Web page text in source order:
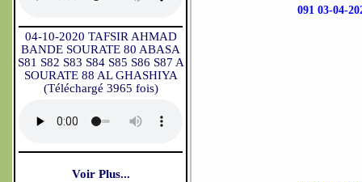
04-10-2020 TAFSIR AHMAD
BANDE SOURATE 80 ABASA
S81 S82 S83 S84 S85 S86 S87 A
SOURATE 88 AL GHASHIYA
(Téléchargé 3965 fois)
Voir Plus...
091 03-04-